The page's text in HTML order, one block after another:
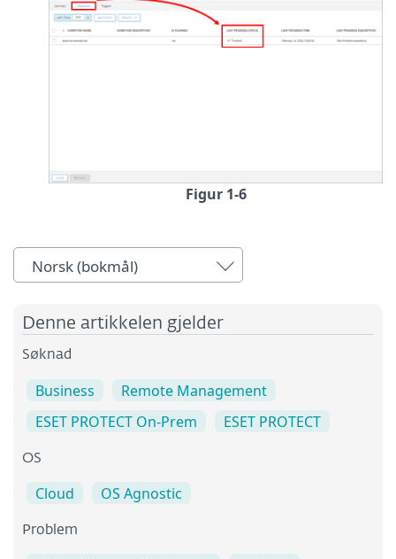
Figur 1-6
Norsk (bokmål)
Denne artikkelen gjelder
Søknad
Business
Remote Management
ESET PROTECT On-Prem
ESET PROTECT
OS
Cloud OS Agnostic
Problem